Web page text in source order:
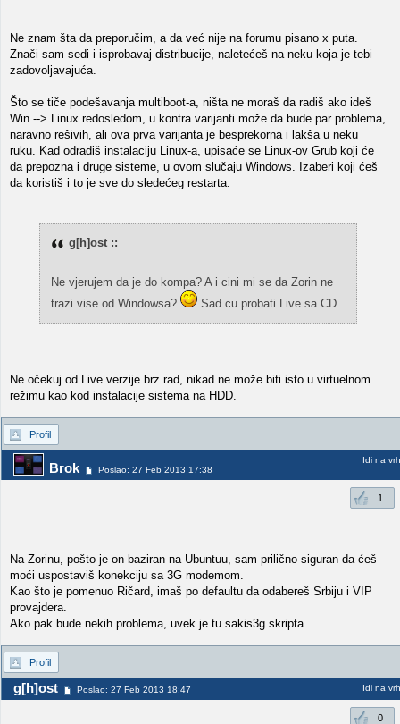
Ne znam šta da preporučim, a da već nije na forumu pisano x puta.
Znači sam sedi i isprobavaj distribucije, naletećeš na neku koja je tebi
zadovoljavajuća.
Što se tiče podešavanja multiboot-a, ništa ne moraš da radiš ako ideš
Win --> Linux redosledom, u kontra varijanti može da bude par problema,
naravno rešivih, ali ova prva varijanta je besprekorna i lakša u neku
ruku. Kad odradiš instalaciju Linux-a, upisaće se Linux-ov Grub koji će
da prepozna i druge sisteme, u ovom slučaju Windows. Izaberi koji ćeš
da koristiš i to je sve do sledećeg restarta.
g[h]ost ::
Ne vjerujem da je do kompa? A i cini mi se da Zorin ne
trazi vise od Windowsa?
Sad cu probati Live sa CD.
Ne očekuj od Live verzije brz rad, nikad ne može biti isto u virtuelnom
režimu kao kod instalacije sistema na HDD.
Profil
Brok Poslao: 27 Feb 2013 17:38
Idi na vrh
1
Na Zorinu, pošto je on baziran na Ubuntuu, sam prilično siguran da ćeš
moći uspostaviš konekciju sa 3G modemom.
Kao što je pomenuo Ričard, imaš po defaultu da odabereš Srbiju i VIP
provajdera.
Ako pak bude nekih problema, uvek je tu sakis3g skripta.
Profil
g[h]ost Poslao: 27 Feb 2013 18:47 Idi na vrh
0